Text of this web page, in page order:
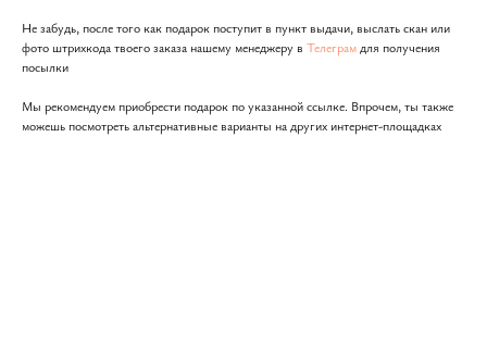
Не забудь, после того как подарок поступит в пункт выдачи, выслать скан или
фото штрихкода твоего заказа нашему менеджеру в Телеграм для получения
посылки
Мы рекомендуем приобрести подарок по указанной ссылке. Впрочем, ты также
можешь посмотреть альтернативные варианты на других интернет-площадках